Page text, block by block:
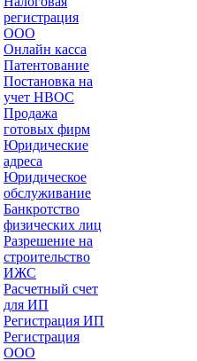
регистрация
ООО
Онлайн касса
Патентование
Постановка на
учет НВОС
Продажа
готовых фирм
Юридические
адреса
Юридическое
обслуживание
Банкротство
физических лиц
Разрешение на
строительство
ИЖС
Расчетный счет
для ИП
Регистрация ИП
Регистрация
ООО